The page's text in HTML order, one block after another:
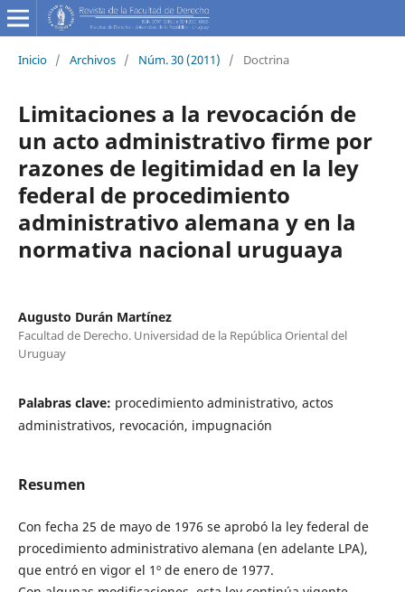
Inicio / Archivos / Núm. 30 (2011) / Doctrina
Limitaciones a la revocación de
un acto administrativo firme por
razones de legitimidad en la ley
federal de procedimiento
administrativo alemana y en la
normativa nacional uruguaya
Augusto Durán Martínez
Facultad de Derecho. Universidad de la República Oriental del
Uruguay
Palabras clave: procedimiento administrativo, actos
administrativos, revocación, impugnación
Resumen
Con fecha 25 de mayo de 1976 se aprobó la ley federal de
procedimiento administrativo alemana (en adelante LPA),
que entró en vigor el 1º de enero de 1977.